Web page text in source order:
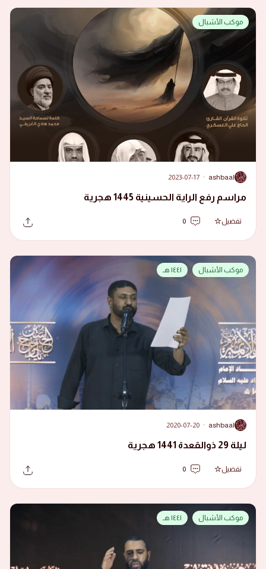
موكب الأشبال
A
ashbaal
·
2023-07-17
مراسم رفع الراية الحسينية 1445 هجرية
تفضيل 0
موكب الأشبال ١٤٤١ هـ
A
ashbaal
·
2020-07-20
ليلة 29 ذوالقعدة 1441 هجرية
تفضيل 0
موكب الأشبال ١٤٤١ هـ